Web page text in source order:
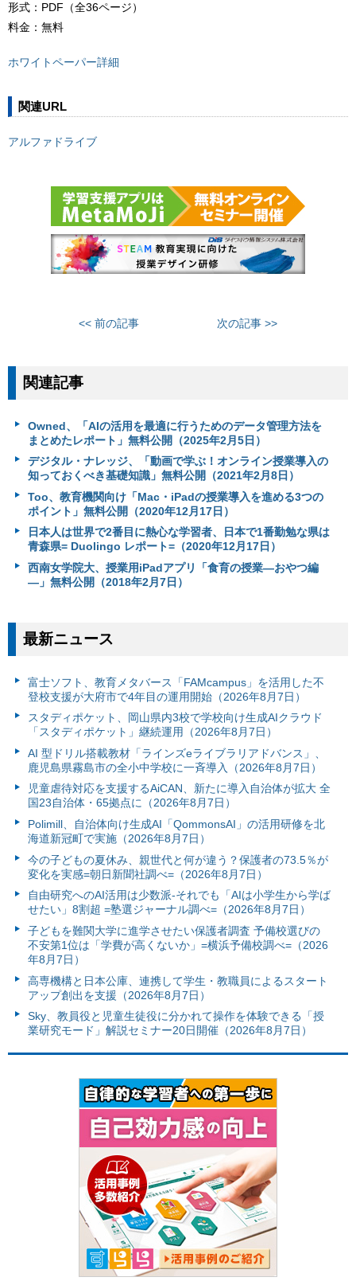
形式：PDF（全36ページ）
料金：無料
ホワイトペーパー詳細
関連URL
アルファドライブ
<< 前の記事 次の記事 >>
関連記事
Owned、「AIの活用を最適に行うためのデータ管理方法を
まとめたレポート」無料公開（2025年2月5日）
デジタル・ナレッジ、「動画で学ぶ！オンライン授業導入の
知っておくべき基礎知識」無料公開（2021年2月8日）
Too、教育機関向け「Mac・iPadの授業導入を進める3つの
ポイント」無料公開（2020年12月17日）
日本人は世界で2番目に熱心な学習者、日本で1番勤勉な県は
青森県= Duolingo レポート=（2020年12月17日）
西南女学院大、授業用iPadアプリ「食育の授業―おやつ編
―」無料公開（2018年2月7日）
最新ニュース
富⼠ソフト、教育メタバース「FAMcampus」を活用した不
登校支援が大府市で4年目の運用開始（2026年8月7日）
スタディポケット、岡山県内3校で学校向け生成AIクラウド
「スタディポケット」継続運用（2026年8月7日）
AI 型ドリル搭載教材「ラインズeライブラリアドバンス」、
鹿児島県霧島市の全小中学校に一斉導入（2026年8月7日）
児童虐待対応を支援するAiCAN、新たに導入自治体が拡大 全
国23自治体・65拠点に（2026年8月7日）
Polimill、自治体向け生成AI「QommonsAI」の活用研修を北
海道新冠町で実施（2026年8月7日）
今の子どもの夏休み、親世代と何が違う？保護者の73.5％が
変化を実感=朝日新聞社調べ=（2026年8月7日）
自由研究へのAI活用は少数派-それでも「AIは小学生から学ば
せたい」8割超 =塾選ジャーナル調べ=（2026年8月7日）
子どもを難関大学に進学させたい保護者調査 予備校選びの
不安第1位は「学費が高くないか」=横浜予備校調べ=（2026
年8月7日）
高専機構と日本公庫、連携して学生・教職員によるスタート
アップ創出を支援（2026年8月7日）
Sky、教員役と児童生徒役に分かれて操作を体験できる「授
業研究モード」解説セミナー20日開催（2026年8月7日）